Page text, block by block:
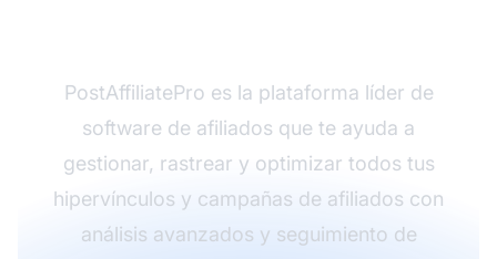
PostAffiliatePro es la plataforma líder de
software de afiliados que te ayuda a
gestionar, rastrear y optimizar todos tus
hipervínculos y campañas de afiliados con
análisis avanzados y seguimiento de